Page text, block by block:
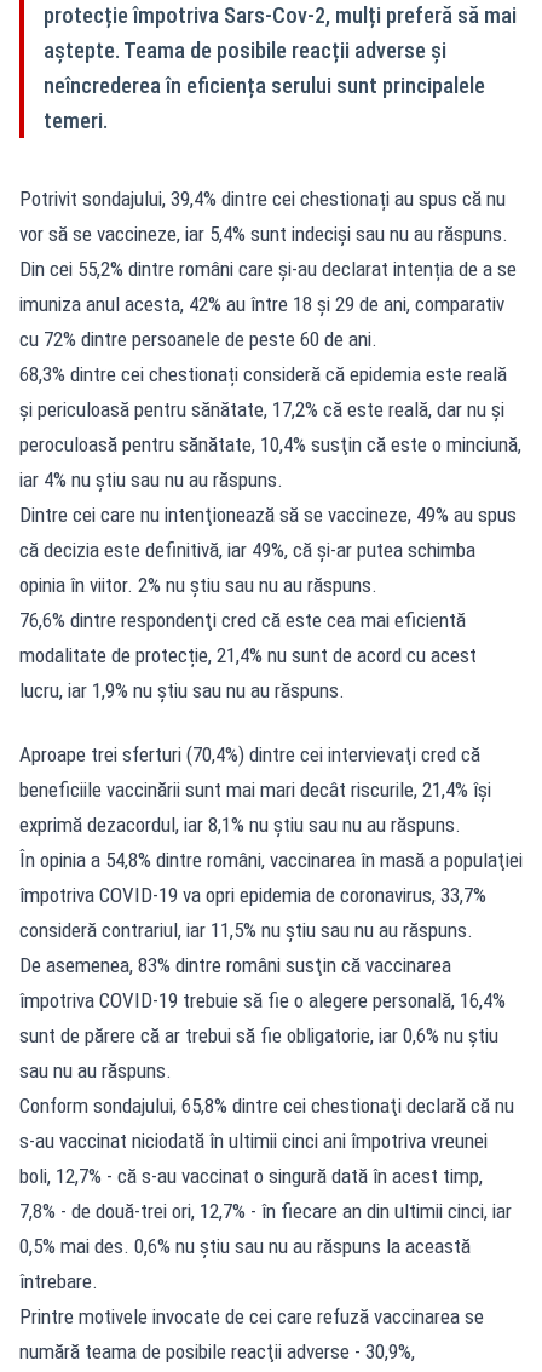
protecție împotriva Sars-Cov-2, mulți preferă să mai
aștepte. Teama de posibile reacții adverse și
neîncrederea în eficiența serului sunt principalele
temeri.
Potrivit sondajului, 39,4% dintre cei chestionați au spus că nu
vor să se vaccineze, iar 5,4% sunt indeciși sau nu au răspuns.
Din cei 55,2% dintre români care și-au declarat intenția de a se
imuniza anul acesta, 42% au între 18 şi 29 de ani, comparativ
cu 72% dintre persoanele de peste 60 de ani.
68,3% dintre cei chestionați consideră că epidemia este reală
şi periculoasă pentru sănătate, 17,2% că este reală, dar nu și
peroculoasă pentru sănătate, 10,4% susţin că este o minciună,
iar 4% nu ştiu sau nu au răspuns.
Dintre cei care nu intenţionează să se vaccineze, 49% au spus
că decizia este definitivă, iar 49%, că şi-ar putea schimba
opinia în viitor. 2% nu ştiu sau nu au răspuns.
76,6% dintre respondenţi cred că este cea mai eficientă
modalitate de protecție, 21,4% nu sunt de acord cu acest
lucru, iar 1,9% nu ştiu sau nu au răspuns.
Aproape trei sferturi (70,4%) dintre cei intervievaţi cred că
beneficiile vaccinării sunt mai mari decât riscurile, 21,4% îşi
exprimă dezacordul, iar 8,1% nu ştiu sau nu au răspuns.
În opinia a 54,8% dintre români, vaccinarea în masă a populaţiei
împotriva COVID-19 va opri epidemia de coronavirus, 33,7%
consideră contrariul, iar 11,5% nu ştiu sau nu au răspuns.
De asemenea, 83% dintre români susţin că vaccinarea
împotriva COVID-19 trebuie să fie o alegere personală, 16,4%
sunt de părere că ar trebui să fie obligatorie, iar 0,6% nu ştiu
sau nu au răspuns.
Conform sondajului, 65,8% dintre cei chestionaţi declară că nu
s-au vaccinat niciodată în ultimii cinci ani împotriva vreunei
boli, 12,7% - că s-au vaccinat o singură dată în acest timp,
7,8% - de două-trei ori, 12,7% - în fiecare an din ultimii cinci, iar
0,5% mai des. 0,6% nu ştiu sau nu au răspuns la această
întrebare.
Printre motivele invocate de cei care refuză vaccinarea se
numără teama de posibile reacţii adverse - 30,9%,